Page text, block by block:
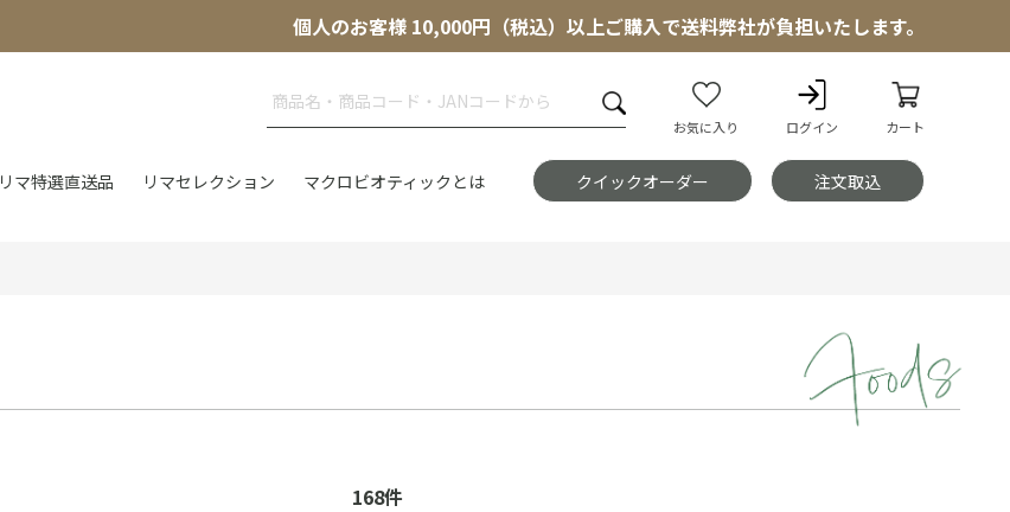
個人のお客様 10,000円（税込）以上ご購入で送料弊社が負担いたします。
お気に入り ログイン カート
リマ特選直送品 リマセレクション マクロビオティックとは クイックオーダー 注文取込
168件